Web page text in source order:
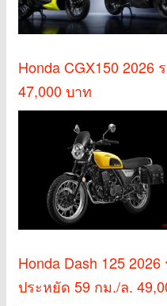
Honda CGX150 2026
47,000 บาท
Honda Dash 125
ประหยัด 59 กม./ล.